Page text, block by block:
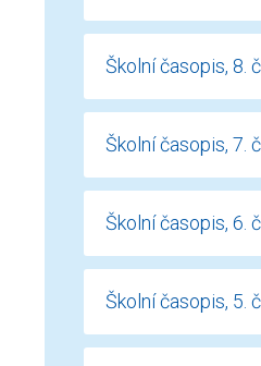
Školní časopis, 8.
Školní časopis, 7.
Školní časopis, 6.
Školní časopis, 5.